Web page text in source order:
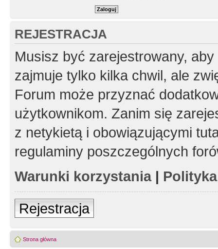
REJESTRACJA
Musisz być zarejestrowany,
zajmuje tylko kilka chwil, ale
Forum może przyznać
użytkownikom. Zanim się
z netykietą i obowiązującymi
regulaminy poszczególnych
Warunki korzystania|
Rejestracja
Strona główna